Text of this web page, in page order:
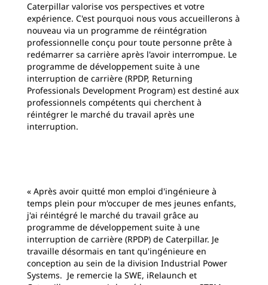
Caterpillar valorise vos perspectives et votre
expérience. C'est pourquoi nous vous accueillerons à
nouveau via un programme de réintégration
professionnelle conçu pour toute personne prête à
redémarrer sa carrière après l'avoir interrompue. Le
programme de développement suite à une
interruption de carrière (RPDP, Returning
Professionals Development Program) est destiné aux
professionnels compétents qui cherchent à
réintégrer le marché du travail après une
interruption.
« Après avoir quitté mon emploi d'ingénieure à
temps plein pour m'occuper de mes jeunes enfants,
j'ai réintégré le marché du travail grâce au
programme de développement suite à une
interruption de carrière (RPDP) de Caterpillar. Je
travaille désormais en tant qu'ingénieure en
conception au sein de la division Industrial Power
Systems. Je remercie la SWE, iRelaunch et